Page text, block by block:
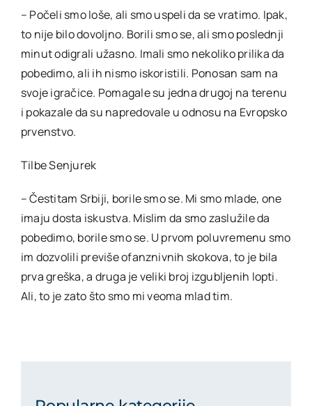
– Počeli smo loše, ali smo uspeli da se vratimo. Ipak,
to nije bilo dovoljno. Borili smo se, ali smo poslednji
minut odigrali užasno. Imali smo nekoliko prilika da
pobedimo, ali ih nismo iskoristili. Ponosan sam na
svoje igračice. Pomagale su jedna drugoj na terenu
i pokazale da su napredovale u odnosu na Evropsko
prvenstvo.
Tilbe Senjurek
– Čestitam Srbiji, borile smo se. Mi smo mlade, one
imaju dosta iskustva. Mislim da smo zaslužile da
pobedimo, borile smo se. U prvom poluvremenu smo
im dozvolili previše ofanznivnih skokova, to je bila
prva greška, a druga je veliki broj izgubljenih lopti.
Ali, to je zato što smo mi veoma mlad tim.